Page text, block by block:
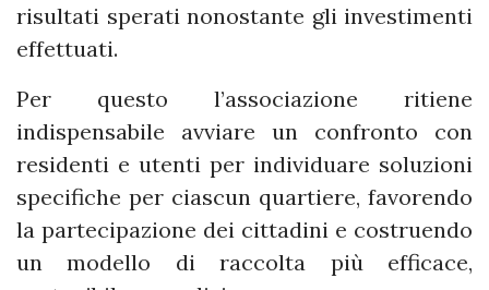
risultati sperati nonostante gli investimenti
effettuati.
Per questo l’associazione ritiene
indispensabile avviare un confronto con
residenti e utenti per individuare soluzioni
specifiche per ciascun quartiere, favorendo
la partecipazione dei cittadini e costruendo
un modello di raccolta più efficace,